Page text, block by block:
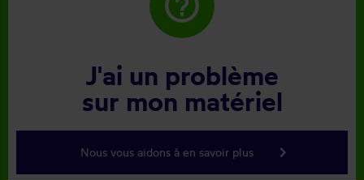
J'ai un problème
sur mon matériel
Nous vous aidons à en savoir plus keyboard_arrow_right